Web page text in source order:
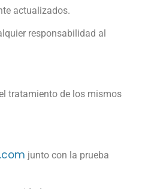
actualizados.
responsabilidad al
tratamiento de los mismos
junto con la prueba